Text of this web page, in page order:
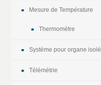
Mesure de Température
Thermomètre
Système pour organe isolé
Télémétrie